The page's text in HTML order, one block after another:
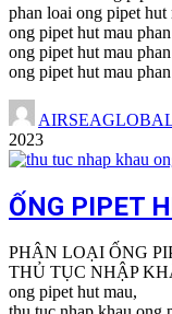
phan loai ong pipet hut
ong pipet hut mau
ong pipet hut mau
ong pipet hut mau
2023
ỐNG PIPET
PHÂN LOẠI ỐNG
THỦ TỤC NHẬP
ong pipet hut mau,